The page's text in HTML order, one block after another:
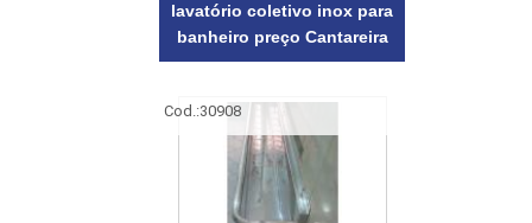
lavatório coletivo inox para
banheiro preço Cantareira
Cod.:30908